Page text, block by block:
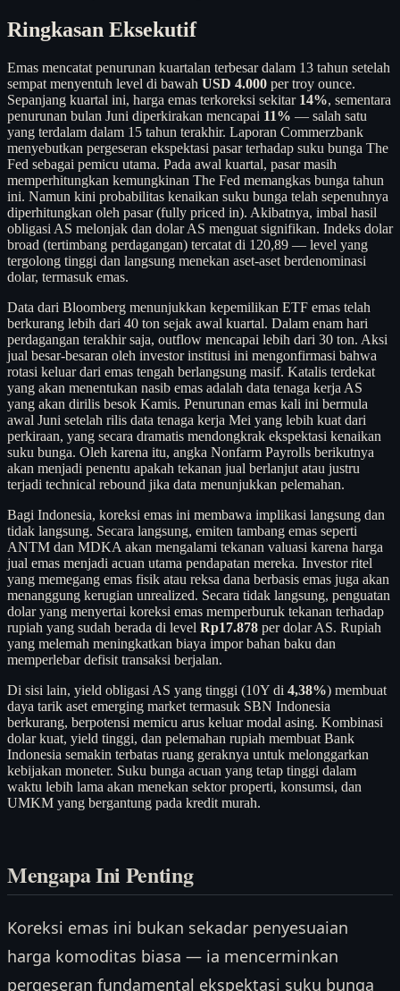
Ringkasan Eksekutif
Emas mencatat penurunan kuartalan terbesar dalam 13 tahun setelah
sempat menyentuh level di bawah USD 4.000 per troy ounce.
Sepanjang kuartal ini, harga emas terkoreksi sekitar 14%, sementara
penurunan bulan Juni diperkirakan mencapai 11% — salah satu
yang terdalam dalam 15 tahun terakhir. Laporan Commerzbank
menyebutkan pergeseran ekspektasi pasar terhadap suku bunga The
Fed sebagai pemicu utama. Pada awal kuartal, pasar masih
memperhitungkan kemungkinan The Fed memangkas bunga tahun
ini. Namun kini probabilitas kenaikan suku bunga telah sepenuhnya
diperhitungkan oleh pasar (fully priced in). Akibatnya, imbal hasil
obligasi AS melonjak dan dolar AS menguat signifikan. Indeks dolar
broad (tertimbang perdagangan) tercatat di 120,89 — level yang
tergolong tinggi dan langsung menekan aset-aset berdenominasi
dolar, termasuk emas.
Data dari Bloomberg menunjukkan kepemilikan ETF emas telah
berkurang lebih dari 40 ton sejak awal kuartal. Dalam enam hari
perdagangan terakhir saja, outflow mencapai lebih dari 30 ton. Aksi
jual besar-besaran oleh investor institusi ini mengonfirmasi bahwa
rotasi keluar dari emas tengah berlangsung masif. Katalis terdekat
yang akan menentukan nasib emas adalah data tenaga kerja AS
yang akan dirilis besok Kamis. Penurunan emas kali ini bermula
awal Juni setelah rilis data tenaga kerja Mei yang lebih kuat dari
perkiraan, yang secara dramatis mendongkrak ekspektasi kenaikan
suku bunga. Oleh karena itu, angka Nonfarm Payrolls berikutnya
akan menjadi penentu apakah tekanan jual berlanjut atau justru
terjadi technical rebound jika data menunjukkan pelemahan.
Bagi Indonesia, koreksi emas ini membawa implikasi langsung dan
tidak langsung. Secara langsung, emiten tambang emas seperti
ANTM dan MDKA akan mengalami tekanan valuasi karena harga
jual emas menjadi acuan utama pendapatan mereka. Investor ritel
yang memegang emas fisik atau reksa dana berbasis emas juga akan
menanggung kerugian unrealized. Secara tidak langsung, penguatan
dolar yang menyertai koreksi emas memperburuk tekanan terhadap
rupiah yang sudah berada di level Rp17.878 per dolar AS. Rupiah
yang melemah meningkatkan biaya impor bahan baku dan
memperlebar defisit transaksi berjalan.
Di sisi lain, yield obligasi AS yang tinggi (10Y di 4,38%) membuat
daya tarik aset emerging market termasuk SBN Indonesia
berkurang, berpotensi memicu arus keluar modal asing. Kombinasi
dolar kuat, yield tinggi, dan pelemahan rupiah membuat Bank
Indonesia semakin terbatas ruang geraknya untuk melonggarkan
kebijakan moneter. Suku bunga acuan yang tetap tinggi dalam
waktu lebih lama akan menekan sektor properti, konsumsi, dan
UMKM yang bergantung pada kredit murah.
Mengapa Ini Penting
Koreksi emas ini bukan sekadar penyesuaian
harga komoditas biasa — ia mencerminkan
pergeseran fundamental ekspektasi suku bunga